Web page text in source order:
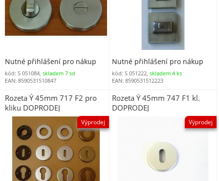
Nutné přihlášení pro nákup
kód: S 051084, skladem 7 sd
EAN: 8590531510847
Nutné přihlášení pro nákup
kód: S 051222,skladem 4 ks
EAN: 8590531512223
Rozeta Ý 45mm 717 F2 pro
kliku DOPRODEJ
Výprodej
Rozeta Ý 45mm 747 F1 kl.
DOPRODEJ
Výprodej